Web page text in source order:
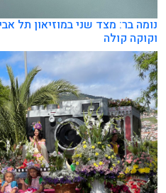
נומה בר: מצד שני במוזיאון תל
וקוקה קולה